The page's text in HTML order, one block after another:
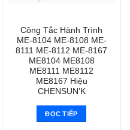
Công Tắc Hành Trình
ME-8104 ME-8108 ME-
8111 ME-8112 ME-8167
ME8104 ME8108
ME8111 ME8112
ME8167 Hiệu
CHENSUN’K
ĐỌC TIẾP